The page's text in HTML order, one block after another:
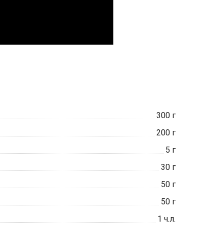
300г
200г
5 г
30г
50г
50г
1 ч.л.